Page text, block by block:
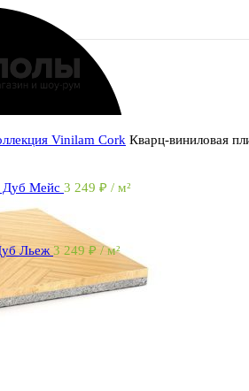
Vinilam Cork Кварц-виниловая
Дуб Мейс 3 249 ₽ / м²
Льеж 3 249 ₽ / м²